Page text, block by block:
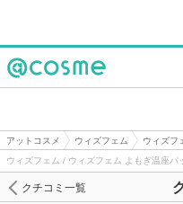
アットコスメ ウィズフェム ウィズフ
ウィズフェム / ウィズフェム よもぎ温座パ
クチコミ一覧